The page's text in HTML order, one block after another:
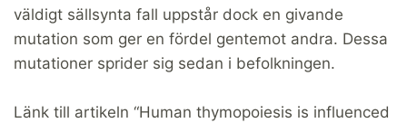
väldigt sällsynta fall uppstår dock en givande
mutation som ger en fördel gentemot andra. Dessa
mutationer sprider sig sedan i befolkningen.
Länk till artikeln “Human thymopoiesis is influenced